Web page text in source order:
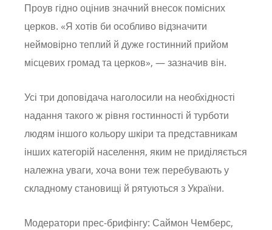
Проув гідно оцінив значний внесок помісних
церков. «Я хотів би особливо відзначити
неймовірно теплий й дуже гостинний прийом
місцевих громад та церков», — зазначив він.
Усі три доповідача наголосили на необхідності
надання такого ж рівня гостинності й турботи
людям іншого кольору шкіри та представникам
інших категорій населення, яким не приділяється
належна уваги, хоча вони теж перебувають у
складному становищі й рятуються з України.
Модератори прес-брифінгу: Саймон Чемберс,